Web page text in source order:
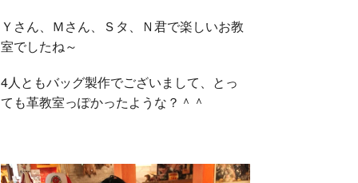
Ｙさん、Ｍさん、Ｓタ、Ｎ君で楽しいお教
室でしたね～
4人ともバッグ製作でございまして、とっ
ても革教室っぽかったような？＾＾